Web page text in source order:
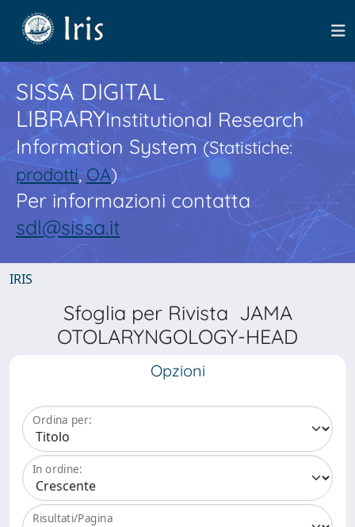
SISSA DIGITAL
LIBRARYInstitutional Research
Information System(Statistiche:
prodotti,OA)
Per informazioni contatta
sdl@sissa.it
IRIS
Sfoglia per Rivista JAMA
OTOLARYNGOLOGY-HEAD
Opzioni
Ordina per:
In ordine:
Risultati/Pagina